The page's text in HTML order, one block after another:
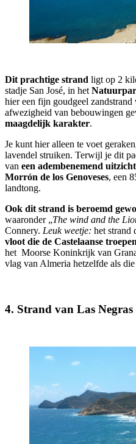
Dit prachtige strand ligt op 2
stadje San José, in het
hier een fijn goudgeel
afwezigheid van bebouwingen
maagdelijk karakter.
Je kunt hier alleen te voet
lavendel struiken. Terwijl je dit
van een adembenemend
Morrón de los Genoveses, een
landtong.
Ook dit strand is beroemd
waaronder „The wind and the
Connery. Leuk weetje: het strand
vloot die de Castelaanse
het Moorse Koninkrijk van
vlag van Almeria hetzelfde als
4. Strand van Las Negras